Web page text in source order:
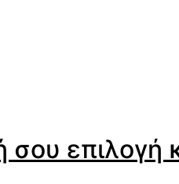
σου επιλογή